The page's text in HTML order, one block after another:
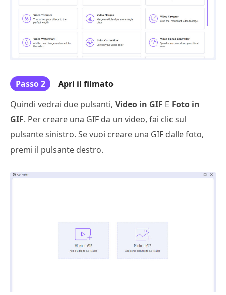
Passo 2
Apri il filmato
Quindi vedrai due pulsanti, Video in GIF E Foto in
GIF. Per creare una GIF da un video, fai clic sul
pulsante sinistro. Se vuoi creare una GIF dalle foto,
premi il pulsante destro.